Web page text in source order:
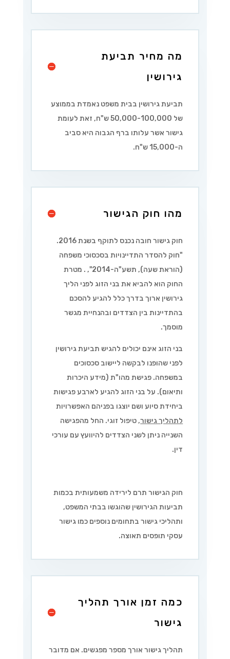
מה מחיר תביעת
גירושין
תביעת גירושין בבית משפט נאמדת בממוצע
של 50,000-100,000 ש"ח, זאת לעומת
גישור אשר עלותו ברף הגבוה היא סביב
ה-15,000 ש"ח.
מהו חוק הגישור
חוק גישור חובה נכנס לתוקף בשנת 2016.
"חוק להסדר התדיינויות בסכסוכי משפחה
(הוראת שעה), תשע"ה-2014
", . מטרת
החוק הוא להביא את בני הזוג לפני הליך
גירושין ארוך בדרך כלל להגיע להסכם
בהתדיינות בין הצדדים ובהנחיית מגשר
מוסמך.
בני הזוג אינם יכולים להגיש תביעת גירושין
לפני שהופנו לבקשה ליישוב סכסוכים
במשפחה. פגישת מהו"ת (מידע היכרות
ותיאום). על בני הזוג להגיע לארבע פגישות
ביחידת סיוע ושם יוצגו בפניהם האפשרויות
לתהליך גישור, טיפול זוגי. החל מהפגישה
השנייה ניתן לשני הצדדים להיוועץ עם עורכי
דין.
חוק הגישור תרם לירידה משמעותית בכמות
תביעות הגירושין שהוגשו בבתי המשפט,
ותהליכי גישור בתחומים נוספים כמו גישור
עסקי תופסים תאוצה.
כמה זמן אורך תהליך
גישור
תהליך גישור אורך מספר מפגשים. אם מדובר